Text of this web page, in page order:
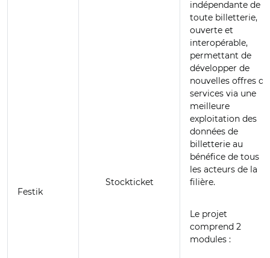
Festik
Stockticket
indépendante de
toute billetterie,
ouverte et
interopérable,
permettant de
développer de
nouvelles offres de
services via une
meilleure
exploitation des
données de
billetterie au
bénéfice de tous
les acteurs de la
filière.
Le projet
comprend 2
modules :